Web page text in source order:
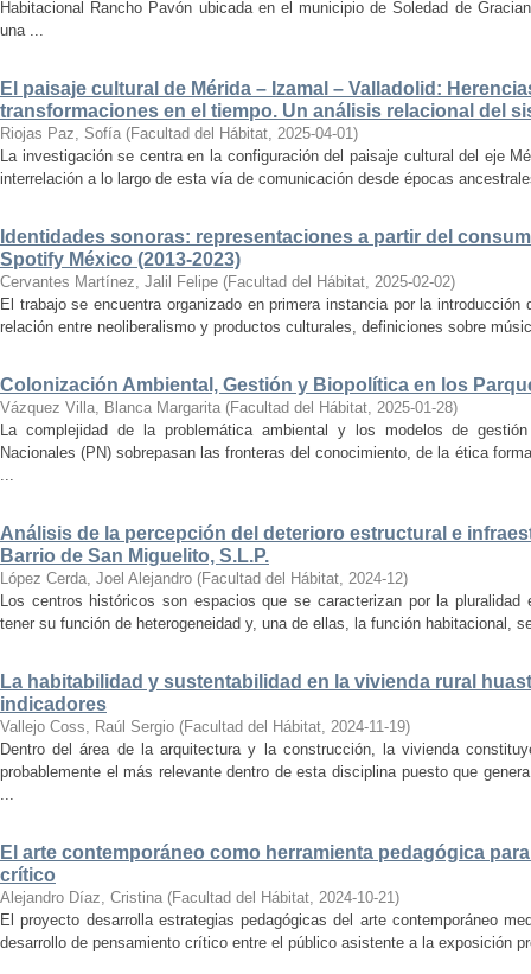
Habitacional Rancho Pavón ubicada en el municipio de Soledad de
una ...
El paisaje cultural de Mérida – Izamal – Valladolid:
transformaciones en el tiempo. Un análisis relacional del
Riojas Paz, Sofía (Facultad del Hábitat, 2025-04-01)
La investigación se centra en la configuración del paisaje cultural del eje
interrelación a lo largo de esta vía de comunicación desde épocas
Identidades sonoras: representaciones a partir del
Spotify México (2013-2023)
Cervantes Martínez, Jalil Felipe (Facultad del Hábitat, 2025-02-02)
El trabajo se encuentra organizado en primera instancia por la
relación entre neoliberalismo y productos culturales, definiciones sobre
Colonización Ambiental, Gestión y Biopolítica en los
Vázquez Villa, Blanca Margarita (Facultad del Hábitat, 2025-01-28)
La complejidad de la problemática ambiental y los modelos de
Nacionales (PN) sobrepasan las fronteras del conocimiento, de la ética
...
Análisis de la percepción del deterioro estructural e
Barrio de San Miguelito, S.L.P.
López Cerda, Joel Alejandro (Facultad del Hábitat, 2024-12)
Los centros históricos son espacios que se caracterizan por la
tener su función de heterogeneidad y, una de ellas, la función habitacional,
La habitabilidad y sustentabilidad en la vivienda rural
indicadores
Vallejo Coss, Raúl Sergio (Facultad del Hábitat, 2024-11-19)
Dentro del área de la arquitectura y la construcción, la vivienda
probablemente el más relevante dentro de esta disciplina puesto que
...
El arte contemporáneo como herramienta pedagógica
crítico
Alejandro Díaz, Cristina (Facultad del Hábitat, 2024-10-21)
El proyecto desarrolla estrategias pedagógicas del arte contemporáneo
desarrollo de pensamiento crítico entre el público asistente a la exposición